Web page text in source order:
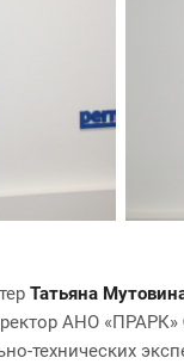
Татьяна
АНО «ПРАРК»
технических